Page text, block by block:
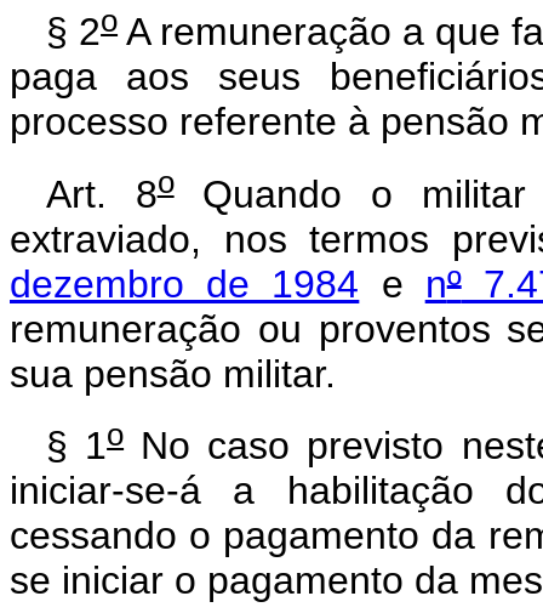
§ 2o A remuneração a que
paga aos seus
processo referente à pensão
Art. 8oQuando o militar
extraviado, nos termos
dezembro de 1984 e nº
remuneração ou proventos
sua pensão militar.
§ 1oNo caso previsto
iniciar-se-á a habilitação
cessando o pagamento da
se iniciar o pagamento da